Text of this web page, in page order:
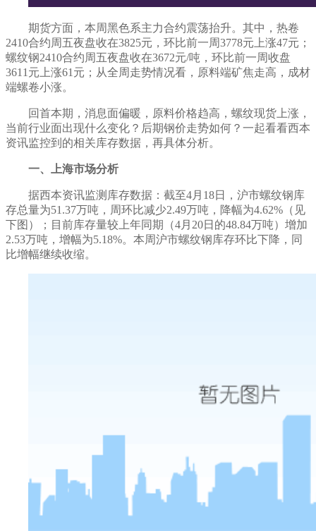
期货方面，本周黑色系主力合约震荡抬升。其中，热卷
2410合约周五夜盘收在3825元 ， 环比前一周3778元上涨47元 ；
螺纹钢2410合约周五夜盘收在3672元/吨 ， 环比前一周收盘
3611元上涨61元 ；从全周走势情况看，原料端矿焦走高 ，成材
端螺卷小涨。
回首本期，消息面偏暖， 原料价格趋高 ，螺纹现货上涨 ，
当前行业面出现什么变化？后期钢价走势如何？一起看看西本
资讯监控到的相关库存数据，再具体分析。
一、上海市场分析
据西本资讯监测库存数据：截至4月 18日，沪市螺纹钢库
存总量为51.37万吨， 周环比减少2.49万吨， 降幅为4.62%（见
下图）；目前库存量较上年同期（4月 20日的48.84万吨） 增加
2.53万吨， 增幅为5.18%。本周沪市螺纹钢库存环比下降 ， 同
比增幅继续收缩。